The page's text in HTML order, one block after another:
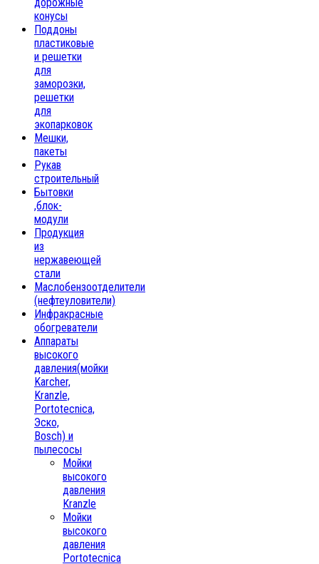
дорожные
конусы
Поддоны
пластиковые
и решетки
для
заморозки,
решетки
для
экопарковок
Мешки,
пакеты
Рукав
строительный
Бытовки
,блок-
модули
Продукция
из
нержавеющей
стали
Маслобензоотделители
(нефтеуловители)
Инфракрасные
обогреватели
Аппараты
высокого
давления(мойки
Karcher,
Kranzle,
Portotecnica,
Эско,
Bosch) и
пылесосы
Мойки
высокого
давления
Kranzle
Мойки
высокого
давления
Portotecnica